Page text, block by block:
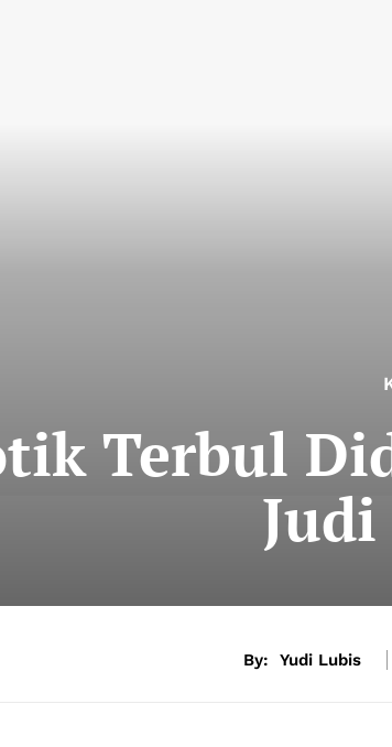
Terbul
By: Yudi Lubis